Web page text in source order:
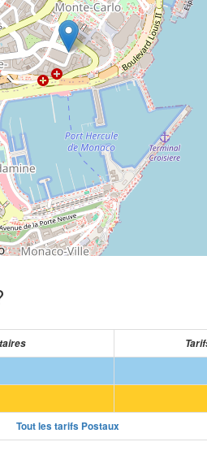
Tout les tarifs Postaux